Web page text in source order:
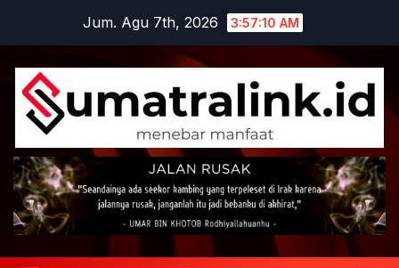
content
Jum. Agu 7th, 2026 3:57:11 AM